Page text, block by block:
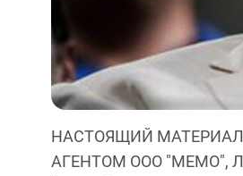
НАСТОЯЩИЙ
АГЕНТОМ ООО "МЕМО",